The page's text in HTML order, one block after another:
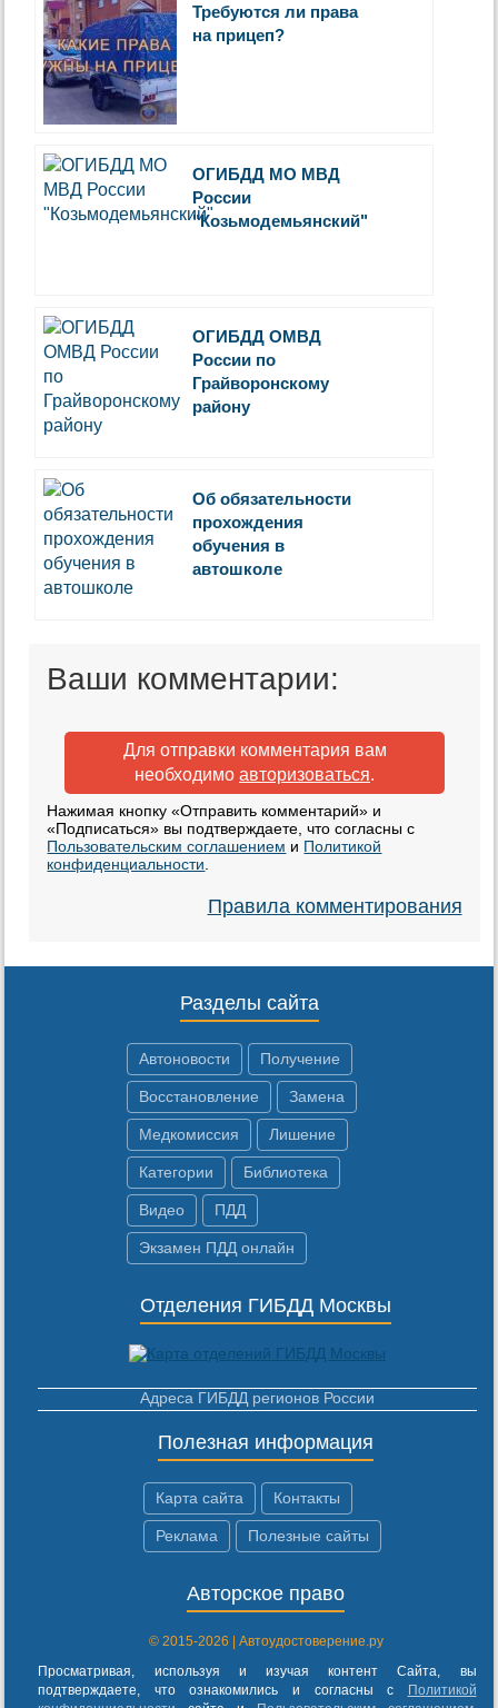
Требуются ли права
на прицеп?
ОГИБДД МО МВД
России
"Козьмодемьянский"
ОГИБДД ОМВД
России по
Грайворонскому
району
Об обязательности
прохождения
обучения в
автошколе
Ваши комментарии:
Для отправки комментария вам
необходимо авторизоваться.
Нажимая кнопку «Отправить комментарий» и
«Подписаться» вы подтверждаете, что согласны с
Пользовательским соглашением и Политикой
конфиденциальности
Правила комментирования
Разделы сайта
Автоновости Получение
Восстановление Замена
Медкомиссия Лишение
Категории Библиотека
Видео ПДД
Экзамен ПДД онлайн
Отделения ГИБДД Москвы
Адреса ГИБДД регионов России
Полезная информация
Карта сайта Контакты
Реклама Полезные сайты
Авторское право
© 2015-2026 | Автоудостоверение.ру
Просматривая, используя и изучая контент Сайта, вы
подтверждаете, что ознакомились и согласны с
Политикой